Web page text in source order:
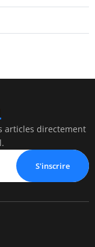
articles directement
S'inscrire